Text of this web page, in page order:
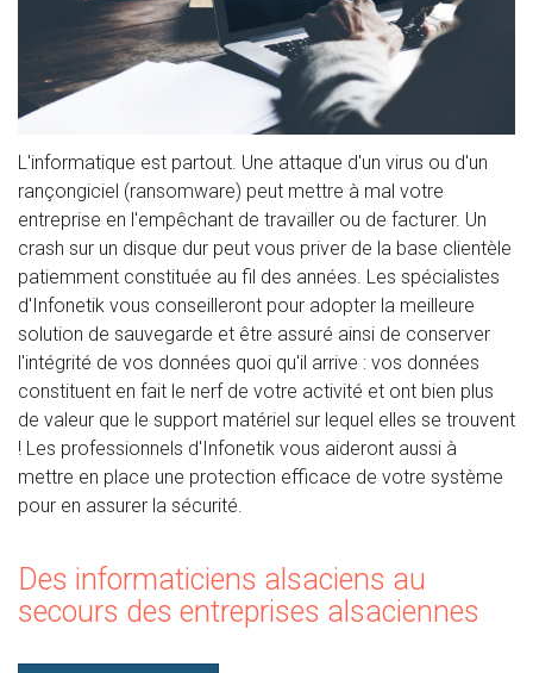
L'informatique est partout. Une attaque d'un virus ou d'un
rançongiciel (ransomware) peut mettre à mal votre
entreprise en l'empêchant de travailler ou de facturer. Un
crash sur un disque dur peut vous priver de la base clientèle
patiemment constituée au fil des années. Les spécialistes
d'Infonetik vous conseilleront pour adopter la meilleure
solution de sauvegarde et être assuré ainsi de conserver
l'intégrité de vos données quoi qu'il arrive : vos données
constituent en fait le nerf de votre activité et ont bien plus
de valeur que le support matériel sur lequel elles se trouvent
! Les professionnels d'Infonetik vous aideront aussi à
mettre en place une protection efficace de votre système
pour en assurer la sécurité.
Des informaticiens alsaciens au
secours des entreprises alsaciennes